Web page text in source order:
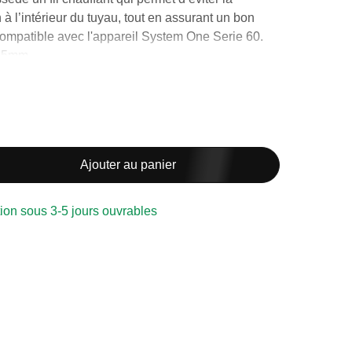
l’intérieur du tuyau, tout en assurant un bon
avec l'appareil System One Serie 60.
et d’entretien normales, il est
de certains micro-organismes. C’est
Ajouter au panier
sous 3-5 jours ouvrables